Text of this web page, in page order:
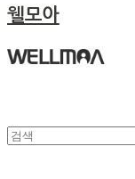
웰모아